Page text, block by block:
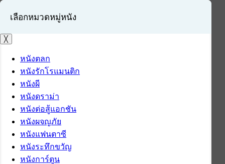
เข้าสู่ระบบ
สมัครสมาชิก
เลือกหมวดหมู่หนัง
╳
หนังตลก
หนังรักโรแมนติก
หนังผี
หนังดราม่า
หนังต่อสู้แอกชัน
หนังผจญภัย
หนังแฟนตาซี
หนังระทึกขวัญ
หนังการ์ตูน